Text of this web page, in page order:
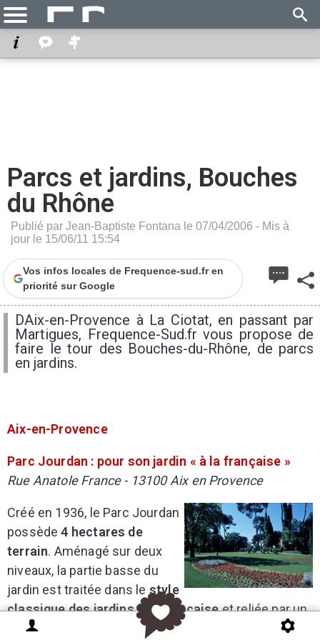
Parcs et jardins, Bouches
du Rhône
Publié par Jean-Baptiste Fontana le 07/04/2006 - Mis à
jour le 15/06/11 15:54
Vos infos locales de Frequence-sud.fr en
priorité sur Google
DAix-en-Provence à La Ciotat, en passant par
Martigues, Frequence-Sud.fr vous propose de
faire le tour des Bouches-du-Rhône, de parcs
en jardins.
Aix-en-Provence
Parc Jourdan : pour son jardin « à la française »
Rue Anatole France - 13100 Aix en Provence
Créé en 1936, le Parc Jourdan
possède4 hectares de
terrain. Aménagé sur deux
niveaux, la partie basse du
jardin est traitée dans le style
classique des jardins à la françaiseet reliée par un
double escalier monumental à la partie haute qui est